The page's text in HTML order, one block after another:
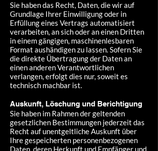
Sie haben das Recht, Daten, die wir auf
Grundlage Ihrer Einwilligung oder in
Erfüllung eines Vertrags automatisiert
verarbeiten, an sich oder an einen Dritten
in einem gängigen, maschinenlesbaren
Format aushändigen zu lassen. Sofern Sie
die direkte Übertragung der Daten an
einen anderen Verantwortlichen
verlangen, erfolgt dies nur, soweit es
technisch machbar ist.
Auskunft, Löschung und Berichtigung
Sie haben im Rahmen der geltenden
gesetzlichen Bestimmungen jederzeit das
Recht auf unentgeltliche Auskunft über
Ihre gespeicherten personenbezogenen
Daten, deren Herkunft und Empfänger und